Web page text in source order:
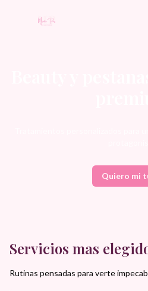
Quiero mi
Servicios mas
Rutinas pensadas para verte